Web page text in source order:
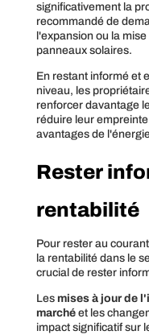
significativement la
recommandé de
l'expansion ou la
panneaux solaires.
En restant informé et
niveau, les
renforcer davantage
réduire leur
avantages de
Rester
rentabilité
Pour rester au
la rentabilité dans le
crucial de rester
Les mises à jour de
marchéet les
impact significatif sur